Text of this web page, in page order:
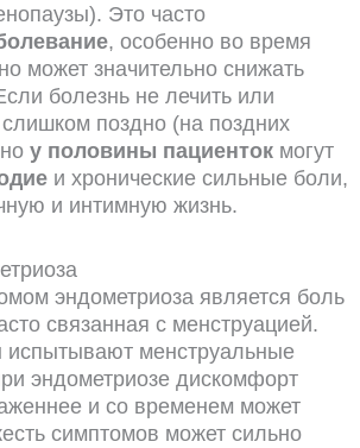
Это часто
, особенно во время
может значительно снижать
болезнь не лечить или
слишком поздно (на поздних
у половины пациенток могут
и хронические сильные боли,
и интимную жизнь.
эндометриоза является боль
связанная с менструацией.
менструальные
эндометриозе дискомфорт
и со временем может
симптомов может сильно